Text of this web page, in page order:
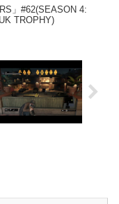
」#62(SEASON 4:
TROPHY)